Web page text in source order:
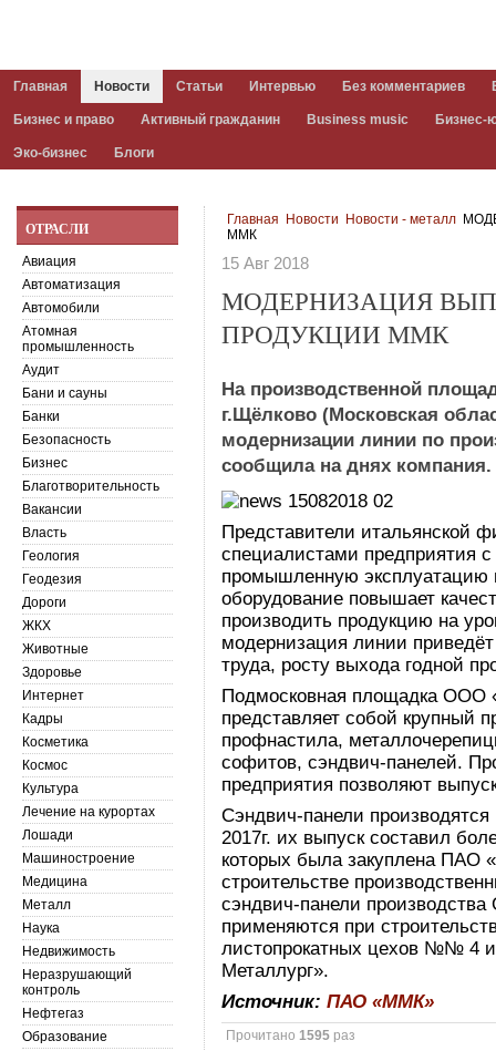
Главная Новости Статьи Интервью Без комментариев
Бизнес и право Активный гражданин Business music Бизнес-
Эко-бизнес Блоги
Главная Новости Новости - металл
ММК
15 Авг 2018
МОДЕРНИЗАЦИЯ
ПРОДУКЦИИ ММК
На производственной
г.Щёлково (Московская
модернизации линии по
сообщила на днях компания.
Представители итальянской
специалистами предприятия с
промышленную эксплуатацию
оборудование повышает
производить продукцию на
модернизация линии
труда, росту выхода годной
Подмосковная площадка ООО
представляет собой крупный
профнастила,
софитов, сэндвич-панелей.
предприятия позволяют
Сэндвич-панели
2017г. их выпуск составил
которых была закуплена ПАО
строительстве
сэндвич-панели
применяются при
листопрокатных цехов №№ 4
Металлург».
Источник:ПАО «ММК»
Прочитано1595 раз
ОТРАСЛИ
Авиация
Автоматизация
Автомобили
Атомная
промышленность
Аудит
Бани и сауны
Банки
Безопасность
Бизнес
Благотворительность
Вакансии
Власть
Геология
Геодезия
Дороги
ЖКХ
Животные
Здоровье
Интернет
Кадры
Косметика
Космос
Культура
Лечение на курортах
Лошади
Машиностроение
Медицина
Металл
Наука
Недвижимость
Неразрушающий
контроль
Нефтегаз
Образование